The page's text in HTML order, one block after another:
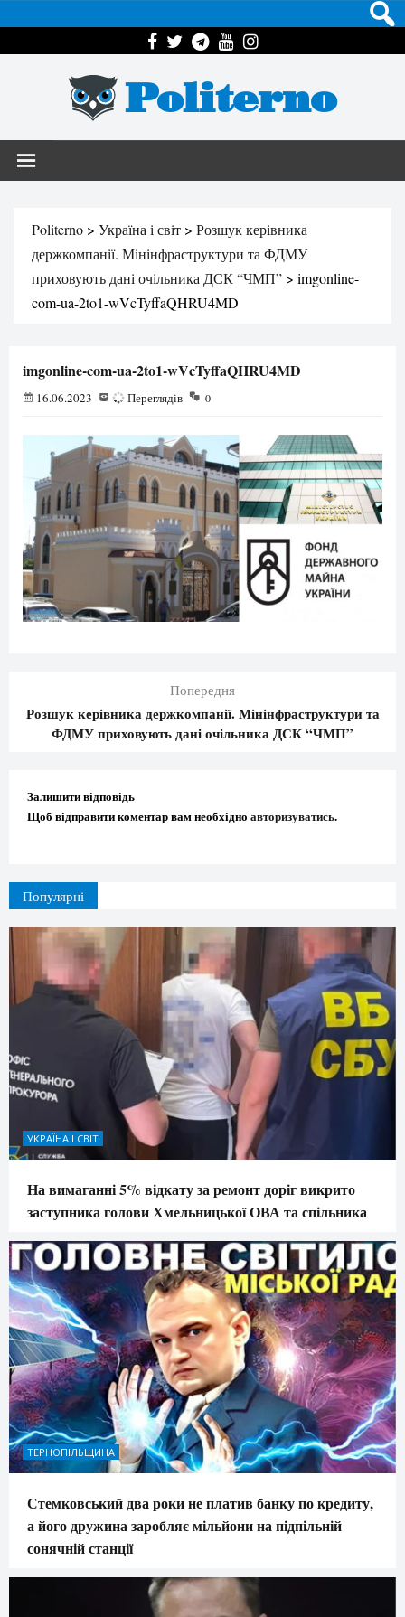
Politerno
Politerno > Україна і світ > Розшук керівника
держкомпанії. Мінінфраструктури та ФДМУ
приховують дані очільника ДСК “ЧМП” > imgonline-
com-ua-2to1-wVcTyffaQHRU4MD
imgonline-com-ua-2to1-wVcTyffaQHRU4MD
16.06.2023 86 Переглядів 0
Попередня
Розшук керівника держкомпанії. Мінінфраструктури та
ФДМУ приховують дані очільника ДСК “ЧМП”
Залишити відповідь
Щоб відправити коментар вам необхідно авторизуватись.
Популярні
УКРАЇНА І СВІТ
На вимаганні 5% відкату за ремонт доріг викрито
заступника голови Хмельницької ОВА та спільника
ТЕРНОПІЛЬЩИНА
Стемковський два роки не платив банку по кредиту,
а його дружина заробляє мільйони на підпільній
сонячній станції